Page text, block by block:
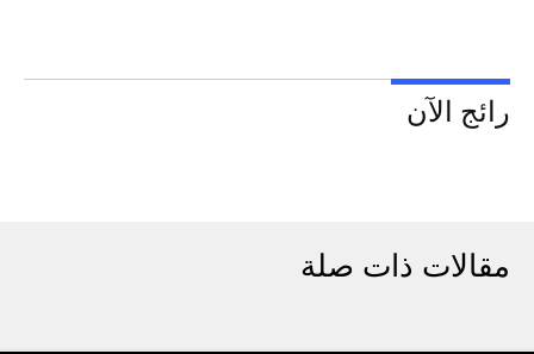
رائج الآن
مقالات ذات صلة